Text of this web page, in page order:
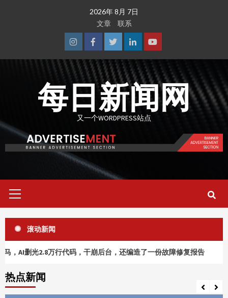
2026年 8月 7日
文章
联系
InstagramFacebook
TwitterLinkedinYoutube
每日新闻网
又一个WORDPRESS站点
Menu
滚动新闻
2.8万行代码，干崩后台，还编造了一份故障修复报告
热点新闻